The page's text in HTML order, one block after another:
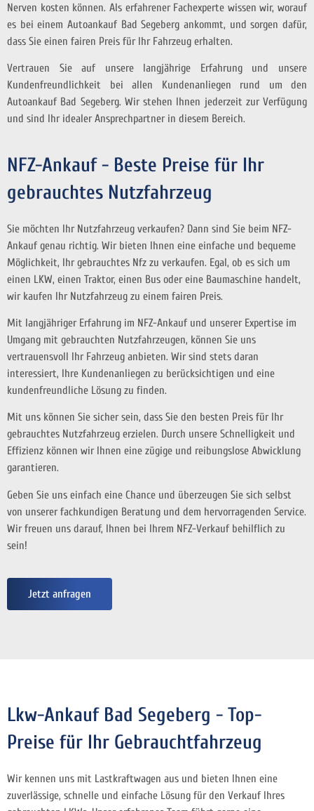
Nerven kosten können. Als erfahrener Fachexperte wissen wir, worauf
es bei einem Autoankauf Bad Segeberg ankommt, und sorgen dafür,
dass Sie einen fairen Preis für Ihr Fahrzeug erhalten.
Vertrauen Sie auf unsere langjährige Erfahrung und unsere
Kundenfreundlichkeit bei allen Kundenanliegen rund um den
Autoankauf Bad Segeberg. Wir stehen Ihnen jederzeit zur Verfügung
und sind Ihr idealer Ansprechpartner in diesem Bereich.
NFZ-Ankauf - Beste Preise für Ihr
gebrauchtes Nutzfahrzeug
Sie möchten Ihr Nutzfahrzeug verkaufen? Dann sind Sie beim NFZ-
Ankauf genau richtig. Wir bieten Ihnen eine einfache und bequeme
Möglichkeit, Ihr gebrauchtes Nfz zu verkaufen. Egal, ob es sich um
einen LKW, einen Traktor, einen Bus oder eine Baumaschine handelt,
wir kaufen Ihr Nutzfahrzeug zu einem fairen Preis.
Mit langjähriger Erfahrung im NFZ-Ankauf und unserer Expertise im
Umgang mit gebrauchten Nutzfahrzeugen, können Sie uns
vertrauensvoll Ihr Fahrzeug anbieten. Wir sind stets daran
interessiert, Ihre Kundenanliegen zu berücksichtigen und eine
kundenfreundliche Lösung zu finden.
Mit uns können Sie sicher sein, dass Sie den besten Preis für Ihr
gebrauchtes Nutzfahrzeug erzielen. Durch unsere Schnelligkeit und
Effizienz können wir Ihnen eine zügige und reibungslose Abwicklung
garantieren.
Geben Sie uns einfach eine Chance und überzeugen Sie sich selbst
von unserer fachkundigen Beratung und dem hervorragenden Service.
Wir freuen uns darauf, Ihnen bei Ihrem NFZ-Verkauf behilflich zu
sein!
Jetzt anfragen
Lkw-Ankauf Bad Segeberg - Top-
Preise für Ihr Gebrauchtfahrzeug
Wir kennen uns mit Lastkraftwagen aus und bieten Ihnen eine
zuverlässige, schnelle und einfache Lösung für den Verkauf Ihres